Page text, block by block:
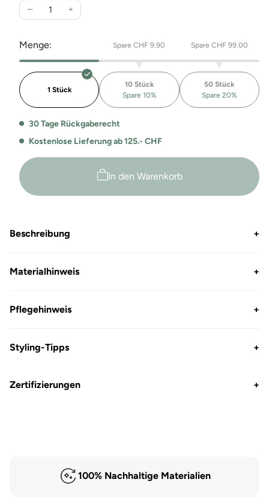
Verringere
Menge
für
Slub
T-
Shirt
Damon
Erhöhe
Slub
Shirt
Damon
Menge: Spare CHF 9.90 Spare CHF 99.00
1 Stück
10 Stück
Spare 10%
50 Stück
Spare 20%
30 Tage Rückgaberecht
Kostenlose Lieferung ab 125.- CHF
In den Warenkorb
Beschreibung +
Materialhinweis +
Pflegehinweis +
Styling-Tipps +
Zertifizierungen +
100% Nachhaltige Materialien